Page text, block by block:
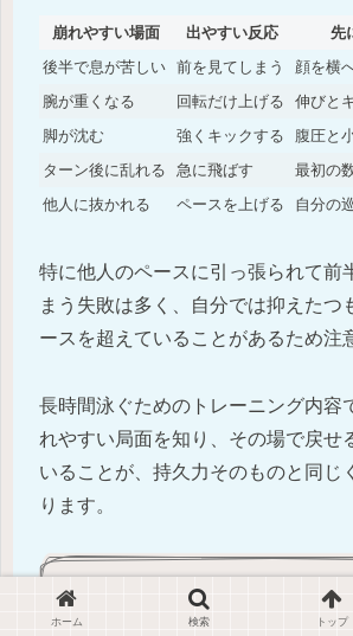
崩れやすい場面 出やすい反応
先
後半で息が苦しい 前を見てしまう
顔を横
腕が重くなる
回転だけ上げる
伸びと
脚が沈む
強くキックする
腹圧と
ターン後に乱れる
急に飛ばす
最初の
他人に抜かれる
ペースを上げる 自分の
特に他人のペースに引っ張られて前
まう失敗は多く、自分では抑えたつ
ースを超えていることがあるため注
長時間泳ぐためのトレーニング内容
れやすい局面を知り、その場で戻せ
いることが、持久力そのものと同じ
ります。
長く泳げる体を作る補助
ホーム 検索 トップ